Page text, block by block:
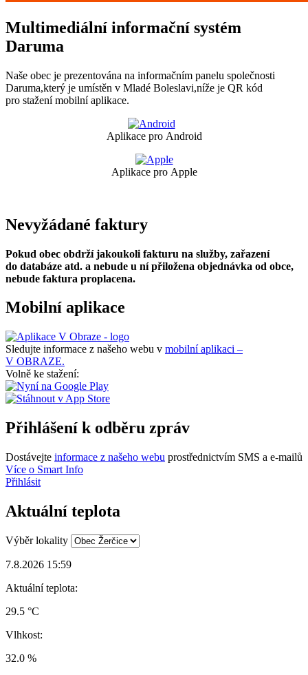
Multimediální informační systém
Daruma
Naše obec je prezentována na informačním panelu společnosti
Daruma,který je umístěn v Mladé Boleslavi,níže je QR kód
pro stažení mobilní aplikace.
Aplikace pro Android
Aplikace pro Apple
Nevyžádané faktury
Pokud obec obdrží jakoukoli fakturu na služby, zařazení
do databáze atd. a nebude u ní přiložena objednávka od obce,
nebude faktura proplacena.
Mobilní aplikace
Sledujte informace z našeho webu v mobilní aplikaci –
V OBRAZE.
Volně ke stažení:
Přihlášení k odběru zpráv
Dostávejte informace z našeho webu prostřednictvím SMS a e-mailů
Více o Smart Info
Přihlásit
Aktuální teplota
Výběr lokality
7.8.2026 15:59
Aktuální teplota:
29.5 °C
Vlhkost:
32.0 %